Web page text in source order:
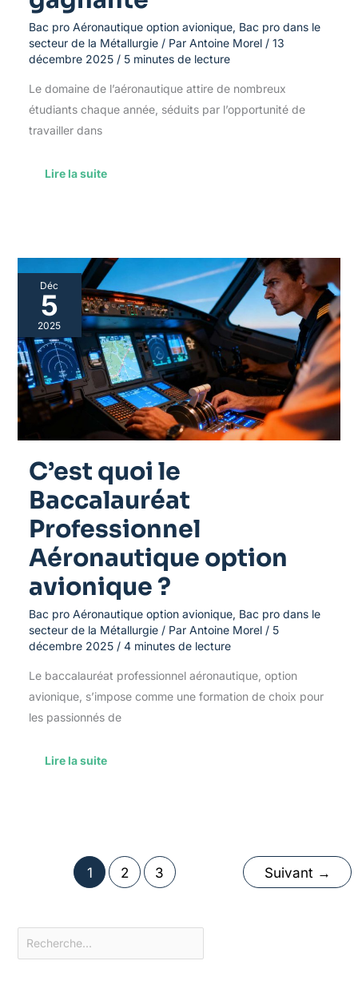
Bac pro Aéronautique option avionique, Bac pro dans le
secteur de la Métallurgie/ Par Antoine Morel / 13
décembre 2025 / 5 minutes de lecture
Le domaine de l’aéronautique attire de nombreux
étudiants chaque année, séduits par l’opportunité de
travailler dans
Lire la suite
Déc
5
2025
C’est quoi le
Baccalauréat
Professionnel
Aéronautique option
avionique ?
Bac pro Aéronautique option avionique, Bac pro dans le
secteur de la Métallurgie/ Par Antoine Morel / 5
décembre 2025 / 4 minutes de lecture
Le baccalauréat professionnel aéronautique, option
avionique, s’impose comme une formation de choix pour
les passionnés de
C’est
quoi
le
Baccalauréat
Professionnel
Aéronautique
option
avionique
?
Lire la suite
1 2 3 Suivant →